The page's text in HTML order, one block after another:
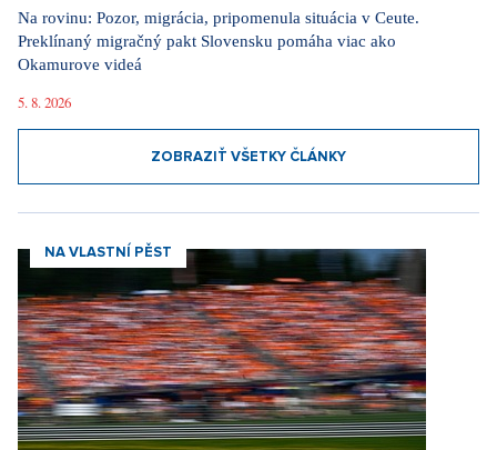
Na rovinu: Pozor, migrácia, pripomenula situácia v Ceute.
Preklínaný migračný pakt Slovensku pomáha viac ako
Okamurove videá
5. 8. 2026
ZOBRAZIŤ VŠETKY ČLÁNKY
NA VLASTNÍ PĚST